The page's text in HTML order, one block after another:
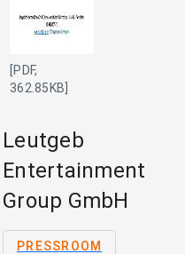
[PDF,
362.85KB]
Leutgeb
Entertainment
Group GmbH
PRESSROOM